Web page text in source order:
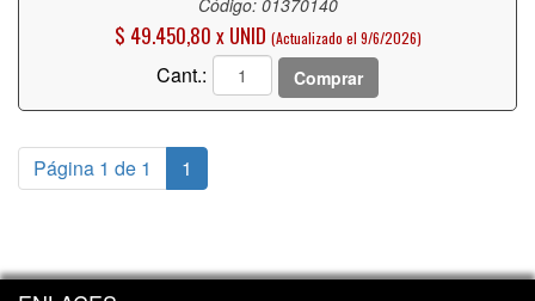
$ 49.450,80 x UNID (Actualizado el 9/6/2026)
Cant.: Comprar
Página 1 de 1 1